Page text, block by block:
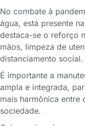
No combate à
água, está presente
destaca-se o reforço
mãos, limpeza de
distanciamento social.
É importante a
ampla e integrada,
mais harmônica entre
sociedade.